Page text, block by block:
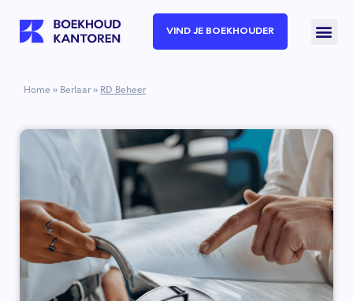
VIND JE BOEKHOUDER
Home » Berlaar » RD Beheer